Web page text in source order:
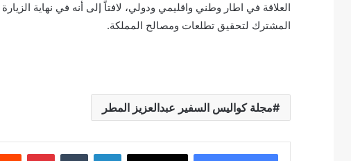
العلاقة في اطار وطني واقليمي ودولي، لافتاً إلى أنه في نهاية
المشترك لتحقيق تطلعات ومصالح المملكة.
مجلة كواليس السفير عبدالعزيز المطر
لينكدإن